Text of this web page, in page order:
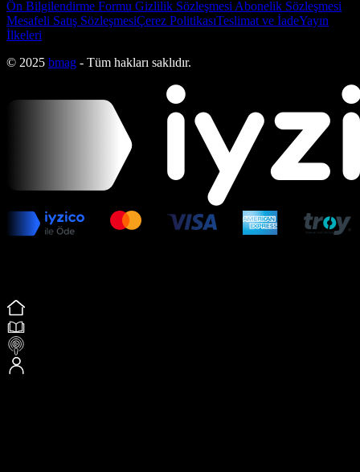
Ön Bilgilendirme Formu Gizlilik Sözleşmesi Abonelik Sözleşmesi
Mesafeli Satış SözleşmesiÇerez PolitikasıTeslimat ve İadeYayın
İlkeleri
© 2025 bmag - Tüm hakları saklıdır.